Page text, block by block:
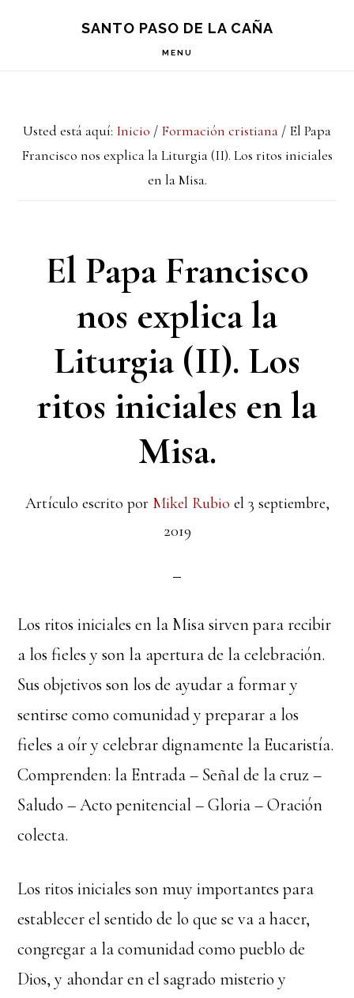
principal
lateral
principal
SANTO PASO DE LA CAÑA
MENU
Usted está aquí: Inicio / Formación cristiana / El Papa
Francisco nos explica la Liturgia (II). Los ritos iniciales
en la Misa.
El Papa Francisco
nos explica la
Liturgia (II). Los
ritos iniciales en la
Misa.
Artículo escrito por Mikel Rubio el 3 septiembre,
2019
Los ritos iniciales en la Misa sirven para recibir
a los fieles y son la apertura de la celebración.
Sus objetivos son los de ayudar a formar y
sentirse como comunidad y preparar a los
fieles a oír y celebrar dignamente la Eucaristía.
Comprenden: la Entrada – Señal de la cruz –
Saludo – Acto penitencial – Gloria – Oración
colecta.
Los ritos iniciales son muy importantes para
establecer el sentido de lo que se va a hacer,
congregar a la comunidad como pueblo de
Dios, y ahondar en el sagrado misterio y